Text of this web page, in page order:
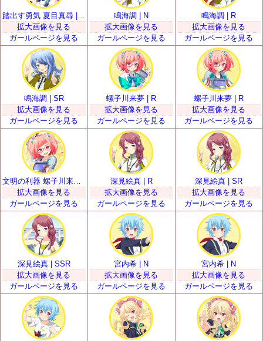
拡大画像を見る
ガールページを見る
鳴海調 | N
拡大画像を見る
ガールページを見る
鳴海調 | R
拡大画像を見る
ガールページを見る
鳴海調 | SR
拡大画像を見る
ガールページを見る
螺子川来夢 | R
拡大画像を見る
ガールページを見る
螺子川来夢 | R
拡大画像を見る
ガールページを見る
拡大画像を見る
ガールページを見る
深見絵真 | R
拡大画像を見る
ガールページを見る
深見絵真 | SR
拡大画像を見る
ガールページを見る
深見絵真 | SSR
拡大画像を見る
ガールページを見る
宮内希 | N
拡大画像を見る
ガールページを見る
宮内希 | N
拡大画像を見る
ガールページを見る